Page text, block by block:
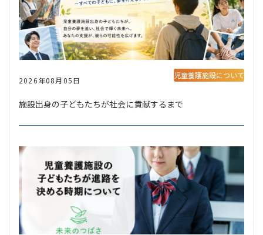
2026年08月05日
施設出身の子どもたちが社会に貢献するまで
児童養護施設について